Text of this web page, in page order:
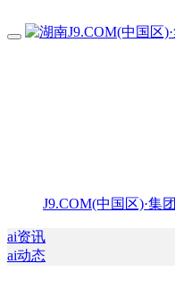
J9.COM(中国区)·集团
ai资讯
ai动态